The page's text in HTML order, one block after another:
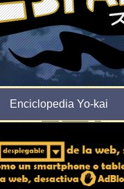
Enciclopedia Yo-kai